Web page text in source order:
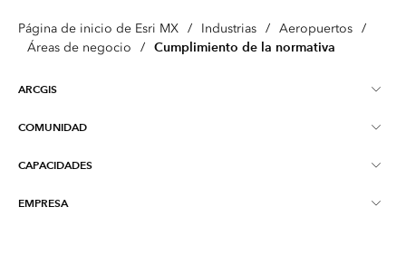
Página de inicio de Esri MX / Industrias / Aeropuertos /
Áreas de negocio
/ Cumplimiento de la normativa
ARCGIS
Descripción general de ArcGIS
COMUNIDAD
Blog
CAPACIDADES
¿Qué son los SIG?
EMPRESA